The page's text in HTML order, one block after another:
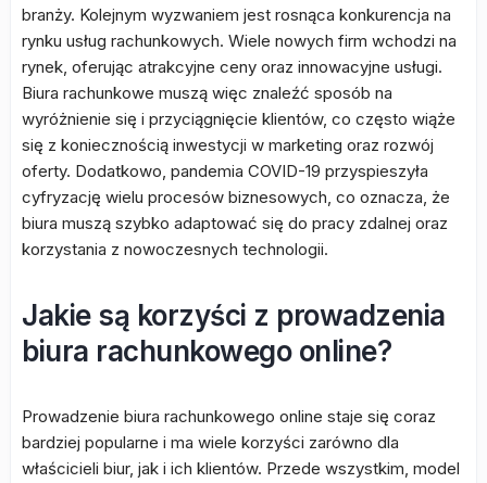
branży. Kolejnym wyzwaniem jest rosnąca konkurencja na
rynku usług rachunkowych. Wiele nowych firm wchodzi na
rynek, oferując atrakcyjne ceny oraz innowacyjne usługi.
Biura rachunkowe muszą więc znaleźć sposób na
wyróżnienie się i przyciągnięcie klientów, co często wiąże
się z koniecznością inwestycji w marketing oraz rozwój
oferty. Dodatkowo, pandemia COVID-19 przyspieszyła
cyfryzację wielu procesów biznesowych, co oznacza, że
biura muszą szybko adaptować się do pracy zdalnej oraz
korzystania z nowoczesnych technologii.
Jakie są korzyści z prowadzenia
biura rachunkowego online?
Prowadzenie biura rachunkowego online staje się coraz
bardziej popularne i ma wiele korzyści zarówno dla
właścicieli biur, jak i ich klientów. Przede wszystkim, model